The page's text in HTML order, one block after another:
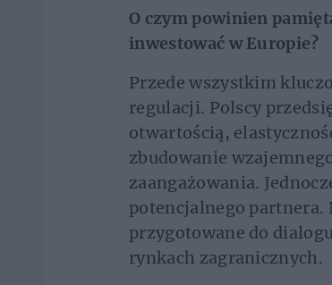
O czym powinien
inwestować w Europie?
Przede wszystkim
regulacji. Polscy
otwartością,
zbudowanie
zaangażowania.
potencjalnego partnera.
przygotowane do
rynkach zagranicznych.